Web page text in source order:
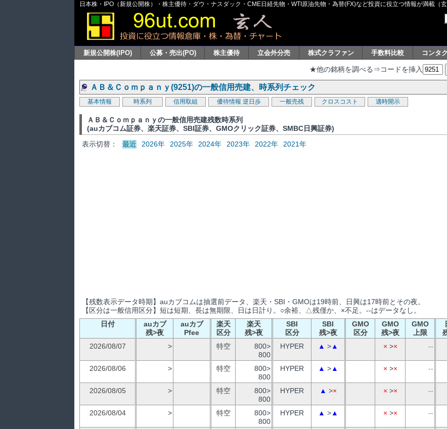
日本株・IPO（新規公開株）・株主優待・ダウ・ナスダック・CME日経先物・WTI原油先物・為替(FX)など投資に役立つ情報が満載（
新規公開株(IPO) 公募・売出(PO) 株主優待 立会外分売 株式クラファン 手数料比較 コンタ
★他の銘柄を調べる⇒コードを挿入
ＡＢ＆Ｃｏｍｐａｎｙ(9251)の一般信用売建、時系列チェック
基本情報 時系列 信用取組 優待情報 逆日歩 一般売残 クロスコスト 適時開示
ＡＢ＆Ｃｏｍｐａｎｙの一般信用売建残数時系列
(auカブコム証券、楽天証券、SBI証券、GMOクリック証券、SMBC日興証券)
表示切替：
最近 2026年 2025年 2024年 2023年 2022年 2021年
【残数表示データ時期】auカブコムは抽選前データ、楽天・SBI・GMOは19時前、日興は17時前とその夜。
【区分は一般信用区分】短は短期、長は無期限、日は日計り。○余裕、△残僅か、×不足。--はデータなし。
日付
auカブ
残>夜
auカブ
Pfee
楽天
区分
楽天
残>夜
SBI
区分
SBI
残>夜
GMO
区分
GMO
残>夜
GMO
上限
2026/08/07
> 特空
800>
800
HYPER ▲ >▲ × >× --
2026/08/06
> 特空
800>
800
HYPER ▲ >▲ × >× --
2026/08/05
> 特空
800>
800
HYPER ▲ >× × >× --
2026/08/04
> 特空
800>
800
HYPER ▲ >▲ × >× --